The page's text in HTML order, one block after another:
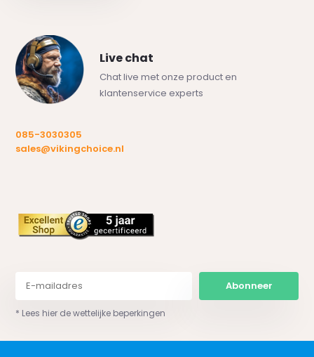
Live chat
Chat live met onze product en
klantenservice experts
085-3030305
sales@vikingchoice.nl
Abonneer
* Lees hier de wettelijke beperkingen